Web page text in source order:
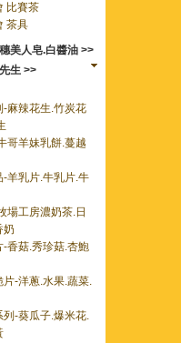
比賽茶
茶具
美人皂.白醬油 >>
生 >>
-麻辣花生.竹炭花
哥羊妹乳餅.蔓越
-羊乳片.牛乳片.牛
場工房濃奶茶.日
奶
-香菇.秀珍菇.杏鮑
片-洋蔥.水果.蔬菜.
列-葵瓜子.爆米花.